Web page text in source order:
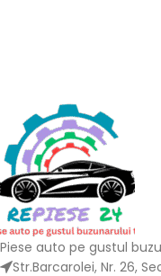
Piese auto pe gustul
Str.Barcarolei, Nr. 26,